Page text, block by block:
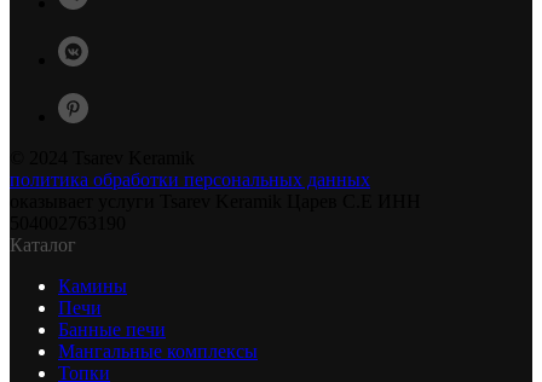
политика обработки персональных данных
Каталог
Камины
Печи
Банные печи
Мангальные комплексы
Топки